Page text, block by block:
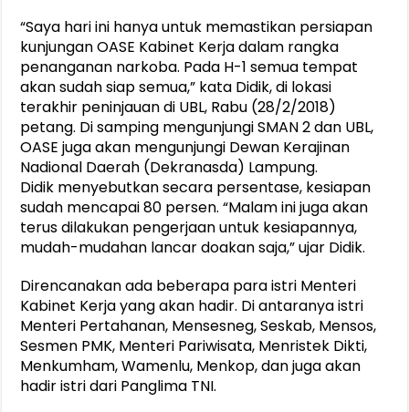
“Saya hari ini hanya untuk memastikan persiapan
kunjungan OASE Kabinet Kerja dalam rangka
penanganan narkoba. Pada H-1 semua tempat
akan sudah siap semua,” kata Didik, di lokasi
terakhir peninjauan di UBL, Rabu (28/2/2018)
petang. Di samping mengunjungi SMAN 2 dan UBL,
OASE juga akan mengunjungi Dewan Kerajinan
Nadional Daerah (Dekranasda) Lampung.
Didik menyebutkan secara persentase, kesiapan
sudah mencapai 80 persen. “Malam ini juga akan
terus dilakukan pengerjaan untuk kesiapannya,
mudah-mudahan lancar doakan saja,” ujar Didik.
Direncanakan ada beberapa para istri Menteri
Kabinet Kerja yang akan hadir. Di antaranya istri
Menteri Pertahanan, Mensesneg, Seskab, Mensos,
Sesmen PMK, Menteri Pariwisata, Menristek Dikti,
Menkumham, Wamenlu, Menkop, dan juga akan
hadir istri dari Panglima TNI.